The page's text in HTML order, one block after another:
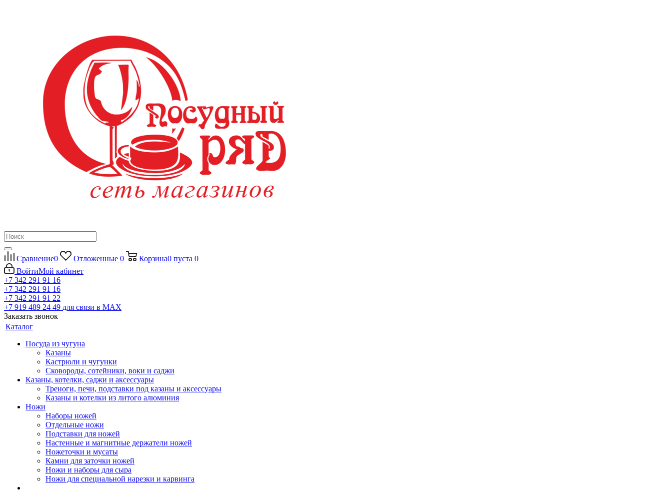
Сравнение0 Отложенные 0 Корзина0 пуста 0
ВойтиМой кабинет
+7 342 291 91 16
+7 342 291 91 16
+7 342 291 91 22
+7 919 489 24 49 для связи в МАХ
Заказать звонок
Каталог
Посуда из чугуна
Казаны
Кастрюли и чугунки
Сковороды, сотейники, воки и саджи
Казаны, котелки, саджи и аксессуары
Треноги, печи, подставки под казаны и аксессуары
Казаны и котелки из литого алюминия
Ножи
Наборы ножей
Отдельные ножи
Подставки для ножей
Настенные и магнитные держатели ножей
Ножеточки и мусаты
Камни для заточки ножей
Ножи и наборы для сыра
Ножи для специальной нарезки и карвинга